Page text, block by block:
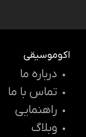
اکوموسیقی
درباره ما
تماس با ما
راهنمایی
وبلاگ